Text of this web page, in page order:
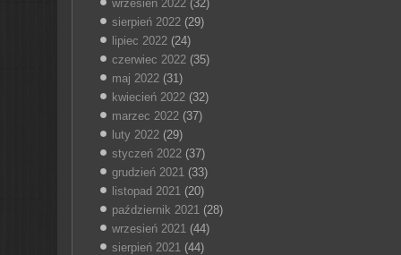
wrzesień 2022(32)
sierpień 2022(29)
lipiec 2022(24)
czerwiec 2022(35)
maj 2022(31)
kwiecień 2022(32)
marzec 2022(37)
luty 2022(29)
styczeń 2022(37)
grudzień 2021(33)
listopad 2021(20)
październik 2021(28)
wrzesień 2021(44)
sierpień 2021(44)